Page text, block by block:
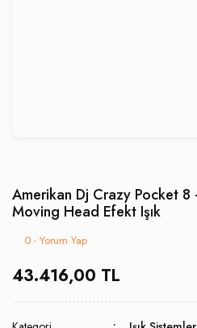
Amerikan Dj Crazy Pocket
Moving Head Efekt Işık
0 - Yorum Yap
43.416,00 TL